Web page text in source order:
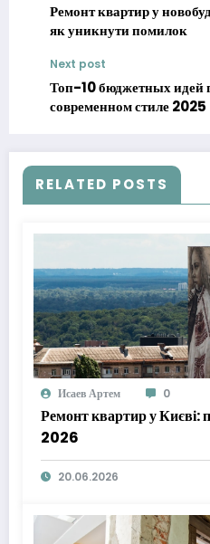
Ремонт квартир у
як уникнути помилок
Next post
Топ-10 бюджетных идей
современном стиле 2025
RELATED POSTS
Исаев Артем 0
Ремонт квартир у Києві:
2026
20.06.2026